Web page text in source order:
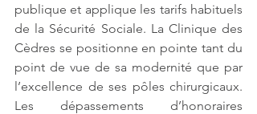
publique et applique les tarifs habituels
de la Sécurité Sociale. La Clinique des
Cèdres se positionne en pointe tant du
point de vue de sa modernité que par
l’excellence de ses pôles chirurgicaux.
Les dépassements d’honoraires